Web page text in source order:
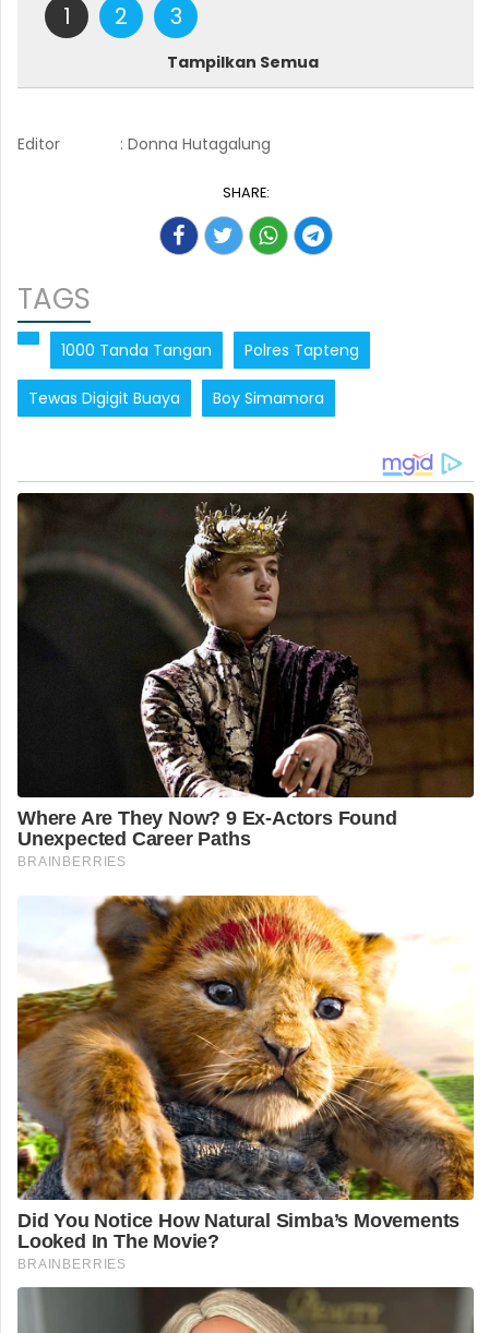
1 2 3
Tampilkan Semua
Editor : Donna Hutagalung
SHARE:
TAGS
1000 Tanda Tangan Polres Tapteng
Tewas Digigit Buaya Boy Simamora